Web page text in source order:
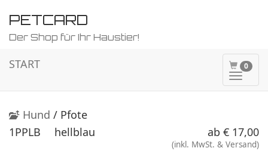
PETCARD
Der Shop für Ihr Haustier!
0
ein-/
START
Hund / Pfote
1PPLB
hellblau ab € 17,00
(inkl. MwSt. & Versand)